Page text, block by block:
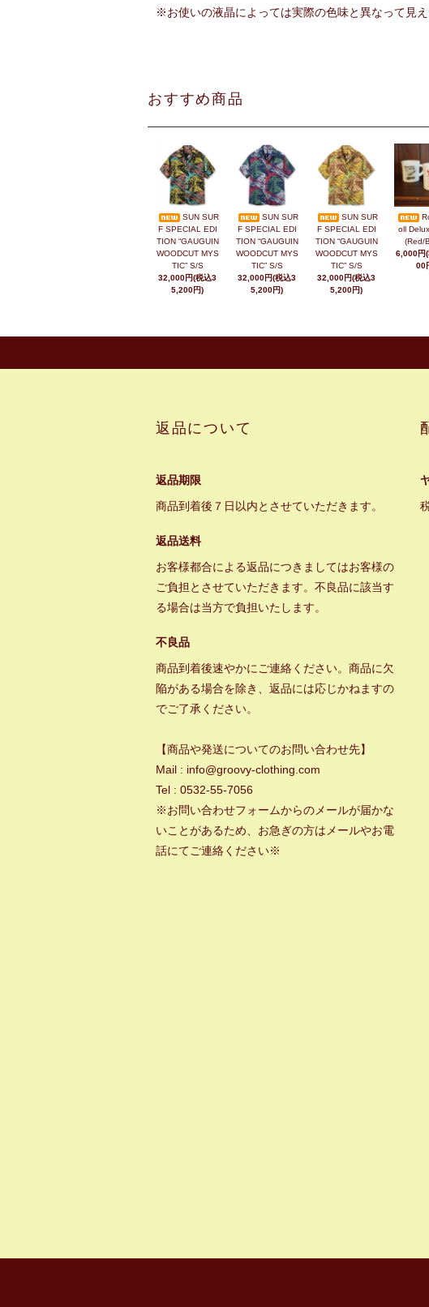
※お使いの液晶によっては実際の色味と異なって見え
おすすめ商品
SUN SUR
F SPECIAL EDI
TION “GAUGUIN
WOODCUT MYS
TIC” S/S
32,000円(税込3
5,200円)
SUN SUR
F SPECIAL EDI
TION “GAUGUIN
WOODCUT MYS
TIC” S/S
32,000円(税込3
5,200円)
SUN SUR
F SPECIAL EDI
TION “GAUGUIN
WOODCUT MYS
TIC” S/S
32,000円(税込3
5,200円)
oll
(Red/
6,000円
00
返品について
返品期限
商品到着後７日以内とさせていただきます。
返品送料
お客様都合による返品につきましてはお客様の
ご負担とさせていただきます。不良品に該当す
る場合は当方で負担いたします。
不良品
商品到着後速やかにご連絡ください。商品に欠
陥がある場合を除き、返品には応じかねますの
でご了承ください。
【商品や発送についてのお問い合わせ先】
Mail : info@groovy-clothing.com
Tel : 0532-55-7056
※お問い合わせフォームからのメールが届かな
いことがあるため、お急ぎの方はメールやお電
話にてご連絡ください※